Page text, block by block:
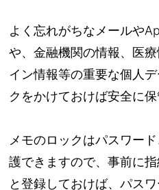
よく忘れがちなメールや
や、金融機関の情報、医
イン情報等の重要な個人
クをかけておけば安全に保
メモのロックはパスワー
護できますので、事前に
と登録しておけば、パス